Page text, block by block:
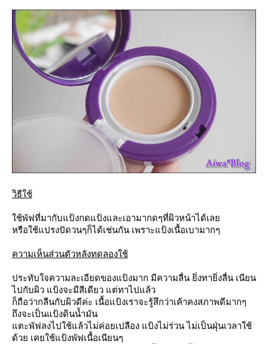
วิธีใช้
ช้พัฟที่มากับแป้งกดแป้งและเอามากดๆที่ผิวหน้าได้เล
หรือใช้แปรงปัดวนๆก็ได้เช่นกัน เพราะแป้งเนื้อเบามากๆ
ความเห็นส่วนตัวหลังทดลองใช้
ประทับใจความละเอียดของแป้งมาก มีความลื่น ยิ่งทายิ่งลื่น เนียน
ไปกับผิว แป้งจะมีสีเดียว แต่ทาไปแล้ว
ก็ถือว่ากลืนกับผิวดีค่ะ เนื้อแป้งเราจะรู้สึกว่าเค้าคงสภาพดีมากๆ
ถึงจะเป็นแป้งดินน้ำมัน
ตะพัฟลงไปใช้แล้วไม่ค่อยเปลือง แป้งไม่ร่วน ไม่เป็นฝุ่นเวลาใช้
ด้วย เคยใช้แป้งพัฟเนื้อเนียนๆ